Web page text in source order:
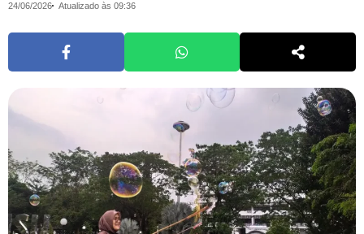
24/06/2026 Atualizado às 09:36